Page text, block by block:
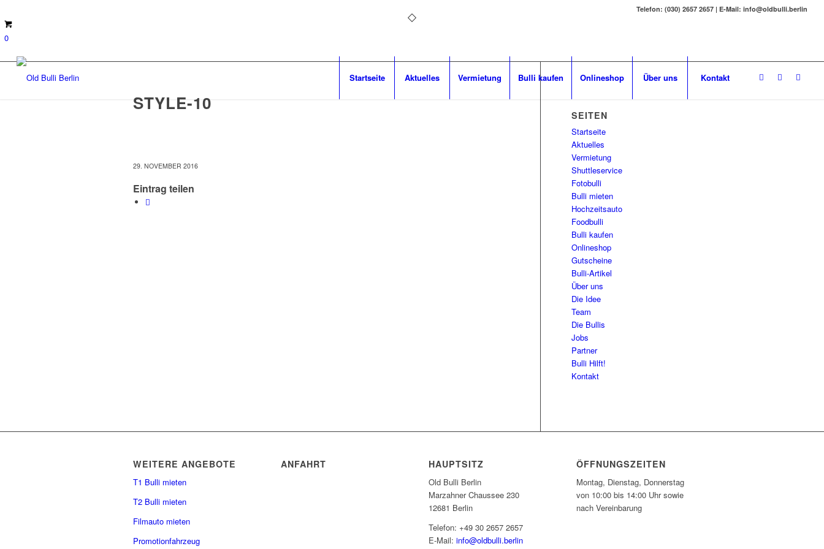
Telefon: (030) 2657 2657 | E-Mail: info@oldbulli.berlin
0
Startseite Aktuelles Vermietung Bulli kaufen Onlineshop Über uns Kontakt
STYLE-10
29. NOVEMBER 2016
Eintrag teilen
SEITEN
Startseite
Aktuelles
Vermietung
Shuttleservice
Fotobulli
Bulli mieten
Hochzeitsauto
Foodbulli
Bulli kaufen
Onlineshop
Gutscheine
Bulli-Artikel
Über uns
Die Idee
Team
Die Bullis
Jobs
Partner
Bulli Hilft!
Kontakt
WEITERE ANGEBOTE
T1 Bulli mieten
T2 Bulli mieten
Filmauto mieten
Promotionfahrzeug
ANFAHRT HAUPTSITZ
Old Bulli Berlin
Marzahner Chaussee 230
12681 Berlin
Telefon: +49 30 2657 2657
E-Mail:info@oldbulli.berlin
ÖFFNUNGSZEITEN
Montag, Dienstag, Donnerstag
von 10:00 bis 14:00 Uhr sowie
nach Vereinbarung